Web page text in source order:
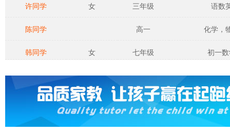
许同学 女 三年级 语数
陈同学 高一 化学，
韩同学 女 七年级 初一